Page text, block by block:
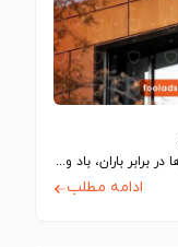
تصور کنید سازه‌ای فلزی داشته باشید که سال‌ها در برابر باران، باد و نور…
ادامه مطلب